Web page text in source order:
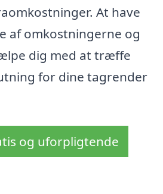
At have
af omkostningerne og
dig med at træffe
for dine tagrender
og uforpligtende